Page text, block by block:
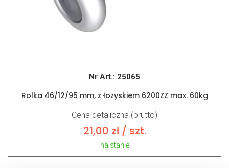
Nr Art.: 25065
Rolka 46/12/95 mm, z łozyskiem 6200ZZ max. 60kg
Cena detaliczna (brutto)
21,00 zł/ szt.
na stanie